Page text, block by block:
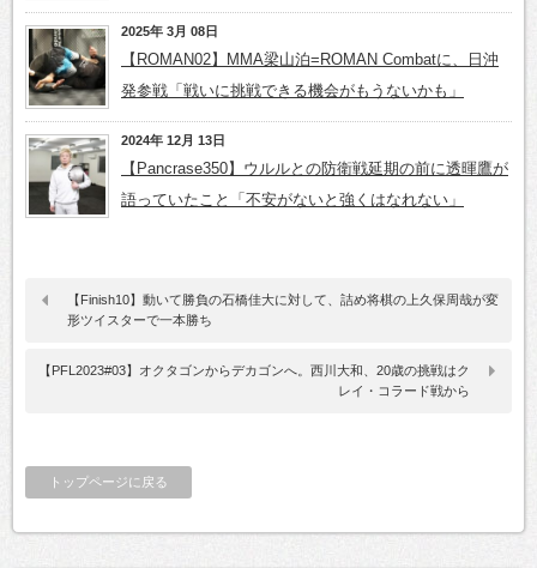
2025年 3月 08日
【ROMAN02】MMA梁山泊=ROMAN Combatに、日沖
発参戦「戦いに挑戦できる機会がもうないかも」
2024年 12月 13日
【Pancrase350】ウルルとの防衛戦延期の前に透暉鷹が
語っていたこと「不安がないと強くはなれない」
【Finish10】動いて勝負の石橋佳大に対して、詰め将棋の上久保周哉が変
形ツイスターで一本勝ち
【PFL2023#03】オクタゴンからデカゴンへ。西川大和、20歳の挑戦はク
レイ・コラード戦から
トップページに戻る